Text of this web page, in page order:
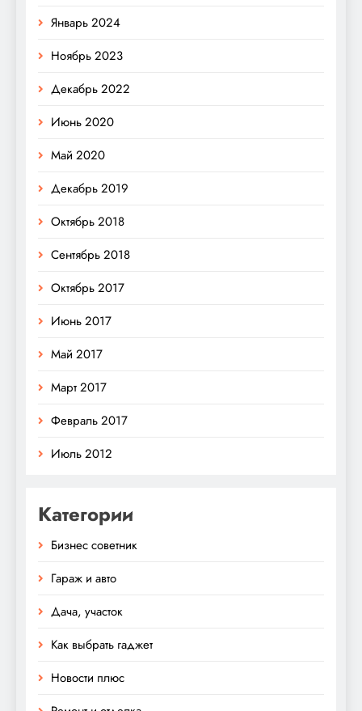
Январь 2024
Ноябрь 2023
Декабрь 2022
Июнь 2020
Май 2020
Декабрь 2019
Октябрь 2018
Сентябрь 2018
Октябрь 2017
Июнь 2017
Май 2017
Март 2017
Февраль 2017
Июль 2012
Категории
Бизнес советник
Гараж и авто
Дача, участок
Как выбрать гаджет
Новости плюс